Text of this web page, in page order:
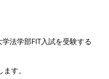
法学部FIT入試を受験する
す。